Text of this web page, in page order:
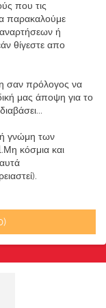
που τις
παρακαλούμε
ή
θίγεστε απο
σαν πρόλογος να
μας άποψη για το
γνώμη των
κόσμια και